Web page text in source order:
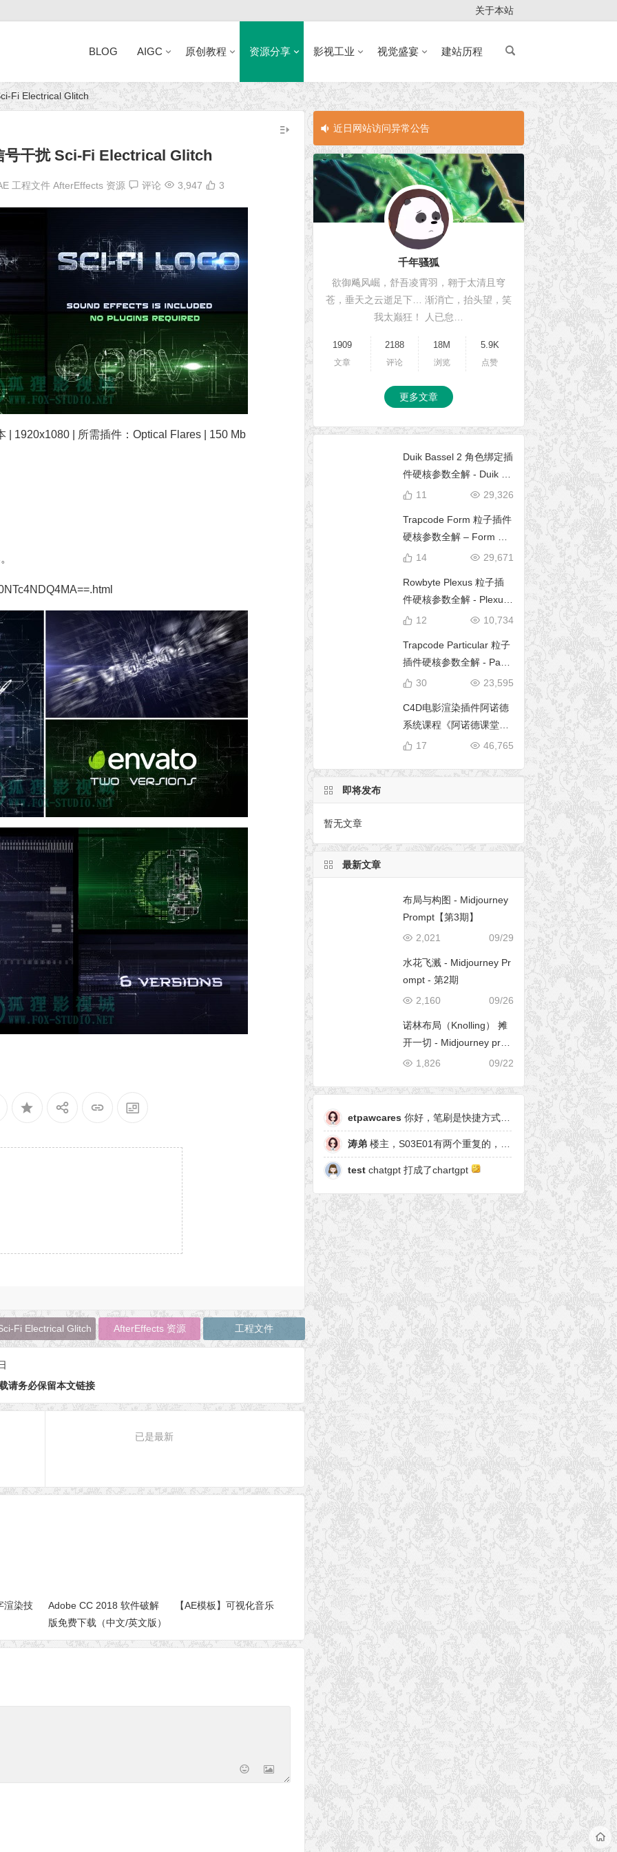
关于本站
BLOG AIGC 原创教程 资源分享 影视工业 视觉盛宴 建站历程
Fi Electrical Glitch
号干扰 Sci-Fi Electrical Glitch
工程文件 AfterEffects 资源 评论 3,947 3
| 1920x1080 | 所需插件：Optical Flares | 150 Mb
Fi Electrical Glitch AfterEffects 资源 工程文件
请务必保留本文链接
已是最新
渲染技
Adobe CC 2018 软件破解
版免费下载（中文/英文版）
Adobe Creative Cloud
【AE模板】可视化音乐
近日网站访问异常公告 近日网站访问
千年骚狐
欲御飚风崛，舒吾凌霄羽，翱于太清且穹
苍，垂天之云逝足下… 渐消亡，抬头望，笑
我太巅狂！ 人已怠…
1909
文章
2188
评论
18M
浏览
5.9K
点赞
更多文章
Duik Bassel 2 角色绑定插
件硬核参数全解 - Duik 16
完全使用手册
29,326
11
Trapcode Form 粒子插件
硬核参数全解 – Form 完
全使用手册
29,671
14
Rowbyte Plexus 粒子插
件硬核参数全解 - Plexus
完全使用手册
10,734
12
Trapcode Particular 粒子
插件硬核参数全解 - Parti
cular 5 完全使用手册23,595
30
C4D电影渲染插件阿诺德
系统课程《阿诺德课堂之
玉清境》
46,765
17
即将发布
暂无文章
最新文章
布局与构图 - Midjourney
Prompt【第3期】
09/29
2,021
水花飞溅 - Midjourney Pr
ompt - 第2期
09/26
2,160
诺林布局（Knolling） 摊
开一切 - Midjourney pro
mpt
09/22
1,826
etpawcares 你好，笔刷是快捷方式，有原笔刷么
涛弟 楼主，S03E01有两个重复的，另一个是粒子形态
test chatgpt 打成了chartgpt